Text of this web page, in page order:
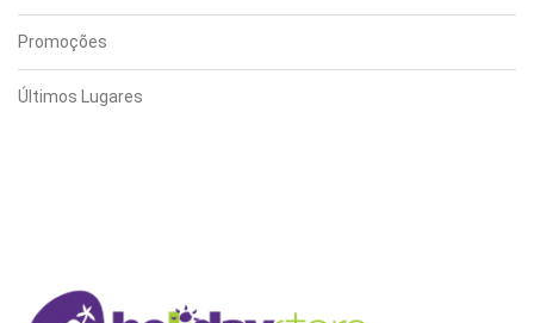
Promoções
Últimos Lugares